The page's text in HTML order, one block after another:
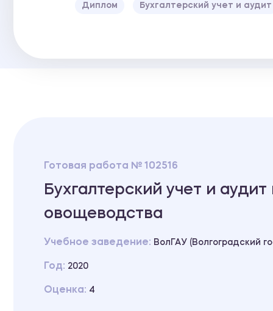
Диплом Бухгалтерский учет и аудит
Готовая работа № 102516
Бухгалтерский учет и
овощеводства
Учебное заведение: ВолГАУ (Волгоградский
Год: 2020
Оценка: 4